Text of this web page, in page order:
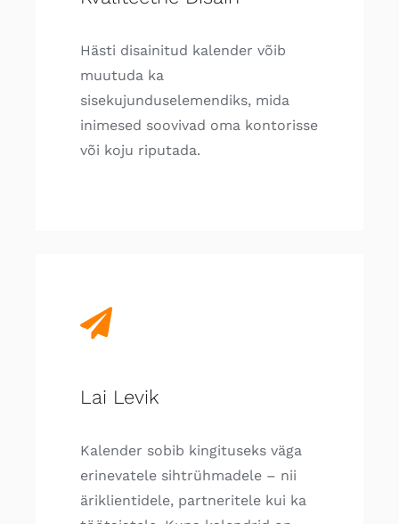
Hästi disainitud kalender võib
muutuda ka
sisekujunduselemendiks, mida
inimesed soovivad oma kontorisse
või koju riputada.
Lai Levik
Kalender sobib kingituseks väga
erinevatele sihtrühmadele – nii
äriklientidele, partneritele kui ka